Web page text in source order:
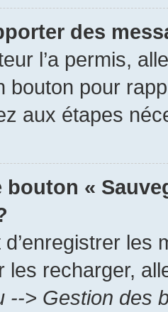
des
l’a permis,
bouton pour
aux étapes
«
les recharger,
--> Gestion des